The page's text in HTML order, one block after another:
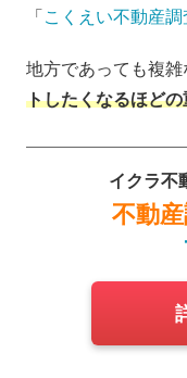
「
こくえい不動産調
地方であっても複
トしたくなるほど
イクラ不
不動